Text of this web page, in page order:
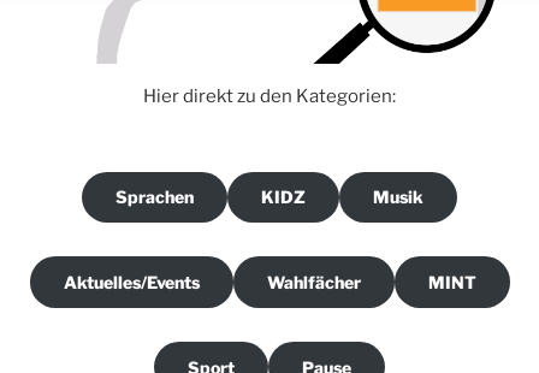
Hier direkt zu den Kategorien:
Sprachen KIDZ Musik
Aktuelles/Events Wahlfächer MINT
Sport Pause